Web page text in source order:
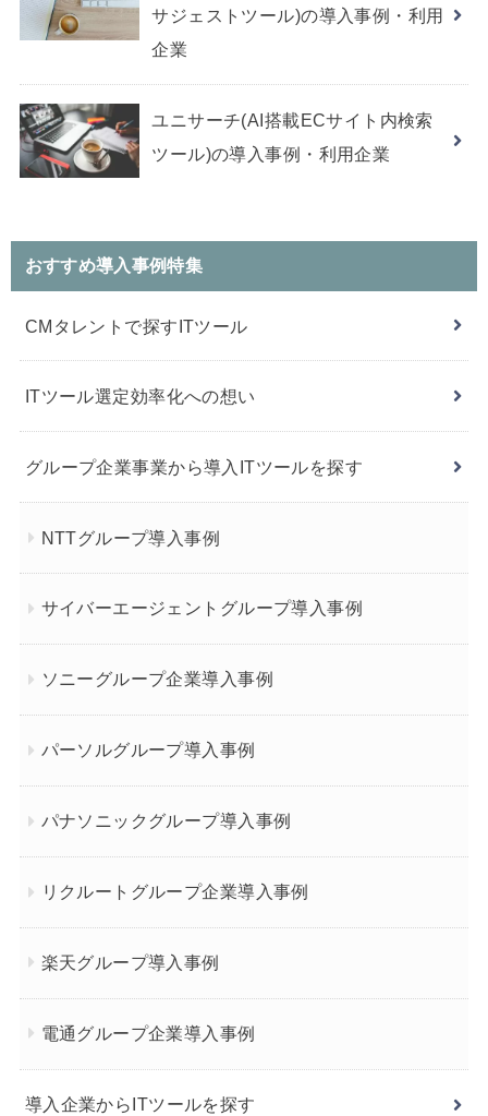
サジェストツール)の導入事例・利用
企業
ユニサーチ(AI搭載ECサイト内検索
ツール)の導入事例・利用企業
おすすめ導入事例特集
CMタレントで探すITツール
ITツール選定効率化への想い
グループ企業事業から導入ITツールを探す
NTTグループ導入事例
サイバーエージェントグループ導入事例
ソニーグループ企業導入事例
パーソルグループ導入事例
パナソニックグループ導入事例
リクルートグループ企業導入事例
楽天グループ導入事例
電通グループ企業導入事例
導入企業からITツールを探す